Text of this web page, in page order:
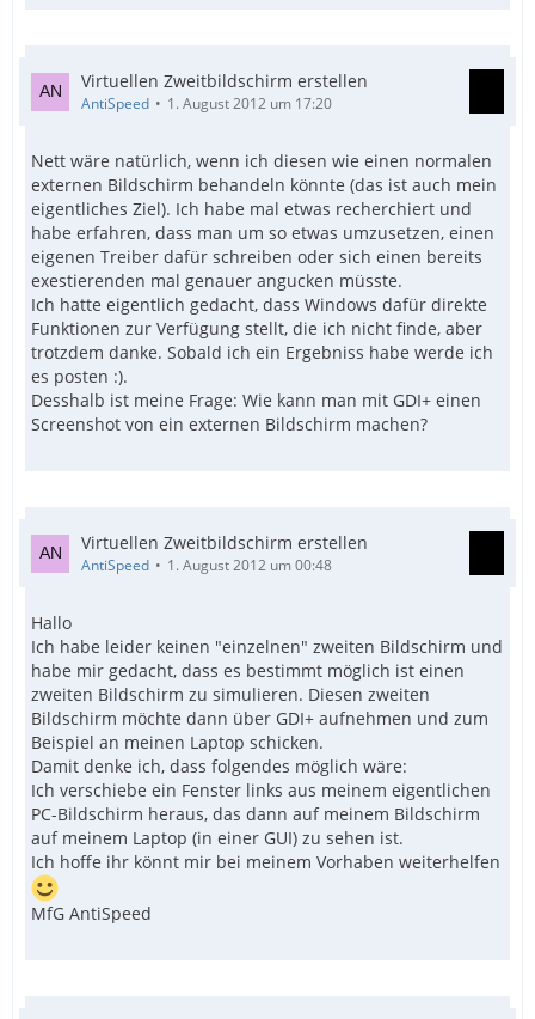
Virtuellen Zweitbildschirm erstellen
AntiSpeed 1. August 2012 um 17:20
Nett wäre natürlich, wenn ich diesen wie einen normalen
externen Bildschirm behandeln könnte (das ist auch mein
eigentliches Ziel). Ich habe mal etwas recherchiert und
habe erfahren, dass man um so etwas umzusetzen, einen
eigenen Treiber dafür schreiben oder sich einen bereits
exestierenden mal genauer angucken müsste.
Ich hatte eigentlich gedacht, dass Windows dafür direkte
Funktionen zur Verfügung stellt, die ich nicht finde, aber
trotzdem danke. Sobald ich ein Ergebniss habe werde ich
es posten :).
Desshalb ist meine Frage: Wie kann man mit GDI+ einen
Screenshot von ein externen Bildschirm machen?
Virtuellen Zweitbildschirm erstellen
AntiSpeed 1. August 2012 um 00:48
Hallo
Ich habe leider keinen "einzelnen" zweiten Bildschirm und
habe mir gedacht, dass es bestimmt möglich ist einen
zweiten Bildschirm zu simulieren. Diesen zweiten
Bildschirm möchte dann über GDI+ aufnehmen und zum
Beispiel an meinen Laptop schicken.
Damit denke ich, dass folgendes möglich wäre:
Ich verschiebe ein Fenster links aus meinem eigentlichen
PC-Bildschirm heraus, das dann auf meinem Bildschirm
auf meinem Laptop (in einer GUI) zu sehen ist.
Ich hoffe ihr könnt mir bei meinem Vorhaben weiterhelfen
MfG AntiSpeed